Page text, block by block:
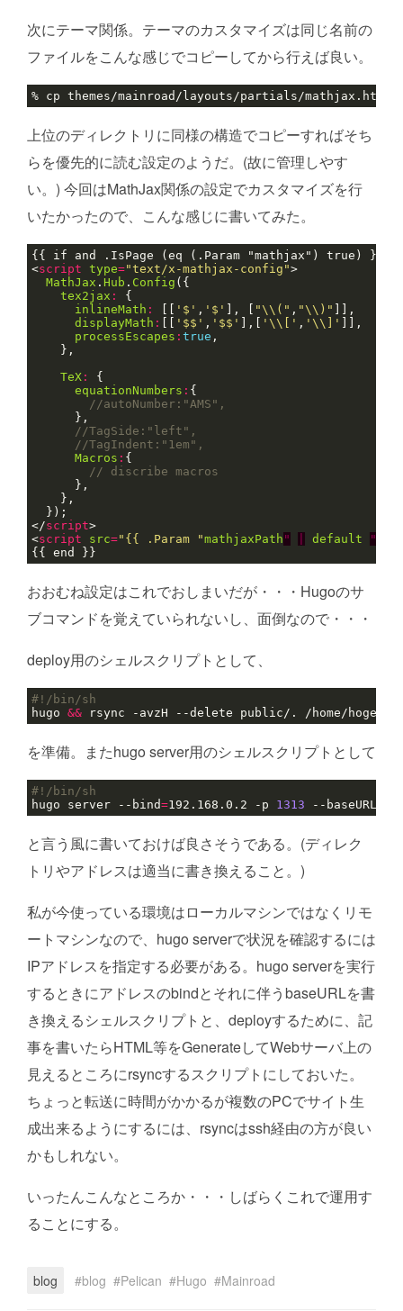
次にテーマ関係。テーマのカスタマイズは同じ名前の
ファイルをこんな感じでコピーしてから行えば良い。
上位のディレクトリに同様の構造でコピーすればそち
らを優先的に読む設定のようだ。(故に管理しやす
い。) 今回はMathJax関係の設定でカスタマイズを行
いたかったので、こんな感じに書いてみた。
<script type="text/x-mathjax-config"
MathJax . Hub . Config
tex2jax :
inlineMath : '$' , '$' ], [ "\\(" , "\\)"
displayMath : '$$' , '$$' ],[ '\\[' , '\\]'
processEscapes : true
TeX :
equationNumbers :
Macros :
</script
<script src="{{ .Param "mathjaxPath " default "
おおむね設定はこれでおしまいだが・・・Hugoのサ
ブコマンドを覚えていられないし、面倒なので・・・
deploy用のシェルスクリプトとして、
hugo &&
を準備。またhugo server用のシェルスクリプトとして
hugo server --bind=192.168.0.2 -p 1313
と言う風に書いておけば良さそうである。(ディレク
トリやアドレスは適当に書き換えること。)
私が今使っている環境はローカルマシンではなくリモ
ートマシンなので、hugo serverで状況を確認するには
IPアドレスを指定する必要がある。hugo serverを実行
するときにアドレスのbindとそれに伴うbaseURLを書
き換えるシェルスクリプトと、deployするために、記
事を書いたらHTML等をGenerateしてWebサーバ上の
見えるところにrsyncするスクリプトにしておいた。
ちょっと転送に時間がかかるが複数のPCでサイト生
成出来るようにするには、rsyncはssh経由の方が良い
かもしれない。
いったんこんなところか・・・しばらくこれで運用す
ることにする。
blog blog Pelican Hugo Mainroad